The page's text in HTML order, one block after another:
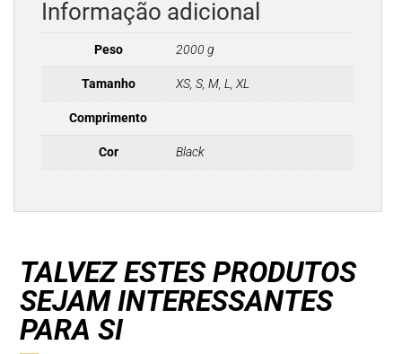
Informação adicional
Peso 2000 g
Tamanho XS, S, M, L, XL
Comprimento
Cor Black
TALVEZ ESTES PRODUTOS
SEJAM INTERESSANTES
PARA SI